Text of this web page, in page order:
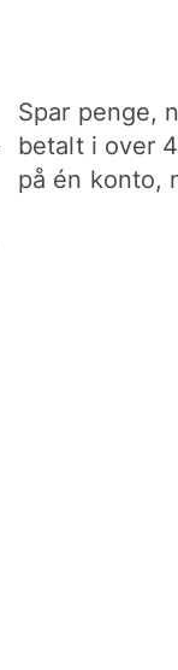
Spar penge,
betalt i over
på én konto,